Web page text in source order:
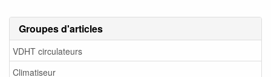
Groupes d'articles
VDHT circulateurs
Climatiseur